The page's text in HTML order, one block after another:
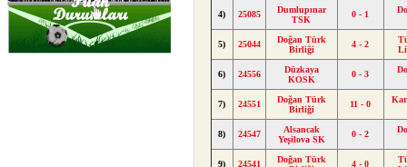
4) 25085
Dumlupınar
TSK
0 - 1
5) 25044
Doğan Türk
Birliği
4 - 2
6) 24556
Düzkaya
KOSK
0 - 3
7) 24551
Doğan Türk
Birliği
11 - 0
8) 24547
Alsancak
Yeşilova SK
0 - 2
9) 24541
Doğan Türk
4 - 0